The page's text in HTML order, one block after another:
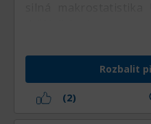
Před víkendem a v
zasedání Fedu
dlouhé pozice kvůli
multiplikátorů
Rozbalit
(2)